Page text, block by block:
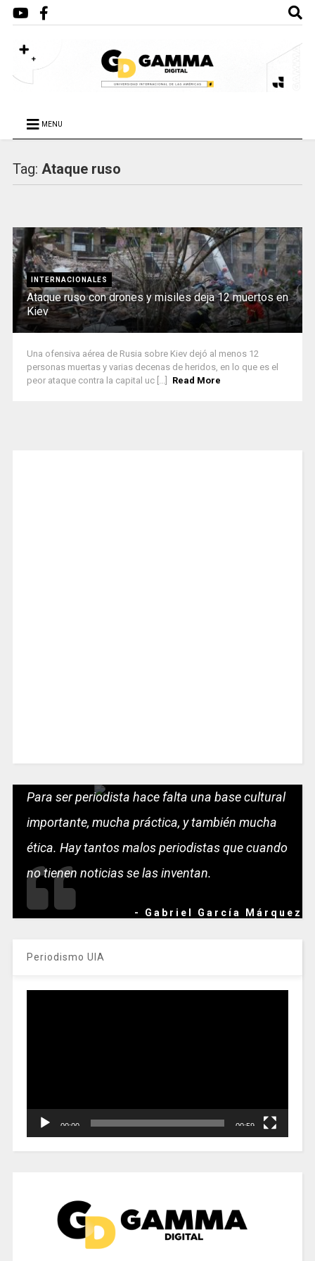
MENU
Tag: Ataque ruso
INTERNACIONALES
Ataque ruso con drones y misiles deja 12 muertos en
Kiev
Una ofensiva aérea de Rusia sobre Kiev dejó al menos 12
personas muertas y varias decenas de heridos, en lo que es el
peor ataque contra la capital uc [...]
Read More
Para ser periodista hace falta una base cultural
importante, mucha práctica, y también mucha
ética. Hay tantos malos periodistas que cuando
no tienen noticias se las inventan.
- Gabriel García Márquez
Periodismo UIA
00:00 00:59